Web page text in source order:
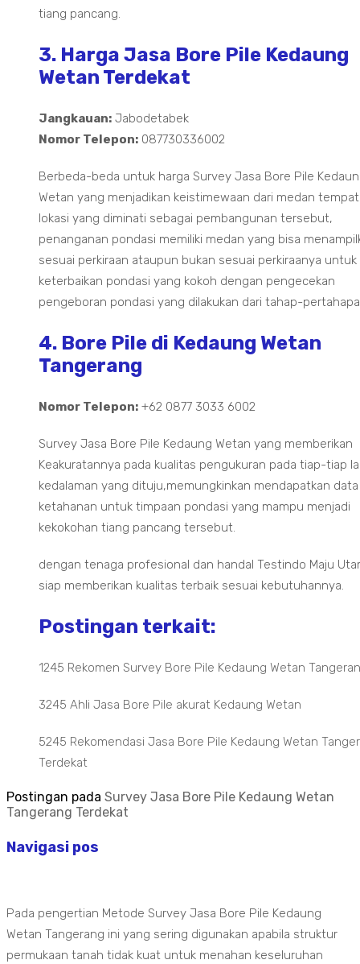
tiang pancang.
3. Harga Jasa Bore Pile Kedaung
Wetan Terdekat
Jangkauan: Jabodetabek
Nomor Telepon: 087730336002
Berbeda-beda untuk harga Survey Jasa Bore Pile
Wetan yang menjadikan keistimewaan dari medan
lokasi yang diminati sebagai pembangunan tersebut,
penanganan pondasi memiliki medan yang bisa
sesuai perkiraan ataupun bukan sesuai perkiraanya untuk
keterbaikan pondasi yang kokoh dengan pengecekan
pengeboran pondasi yang dilakukan dari tahap-
4. Bore Pile di Kedaung Wetan
Tangerang
Nomor Telepon: +62 0877 3033 6002
Survey Jasa Bore Pile Kedaung Wetan yang memberikan
Keakuratannya pada kualitas pengukuran pada tiap-tiap
kedalaman yang dituju,memungkinkan mendapatkan data
ketahanan untuk timpaan pondasi yang mampu menjadi
kekokohan tiang pancang tersebut.
dengan tenaga profesional dan handal Testindo Maju
siap memberikan kualitas terbaik sesuai kebutuhannya.
Postingan terkait:
1245 Rekomen Survey Bore Pile Kedaung Wetan
3245 Ahli Jasa Bore Pile akurat Kedaung Wetan
5245 Rekomendasi Jasa Bore Pile Kedaung Wetan
Terdekat
Postingan pada Survey Jasa Bore Pile Kedaung Wetan
Tangerang Terdekat
Navigasi pos
Pada pengertian Metode Survey Jasa Bore Pile Kedaung
Wetan Tangerang ini yang sering digunakan apabila struktur
permukaan tanah tidak kuat untuk menahan keseluruhan